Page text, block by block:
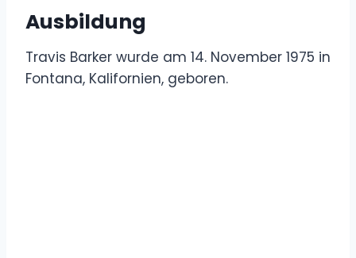
Ausbildung
Travis Barker wurde am 14. November 1975 in
Fontana, Kalifornien, geboren.